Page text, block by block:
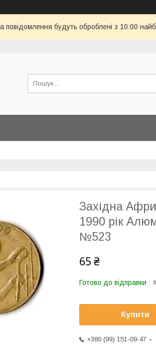
повідомлення будуть оброблені з 10:00
Західна
1990 рік
№523
65 ₴
Готово до відправки
Купити
+380 (99) 151-09-47